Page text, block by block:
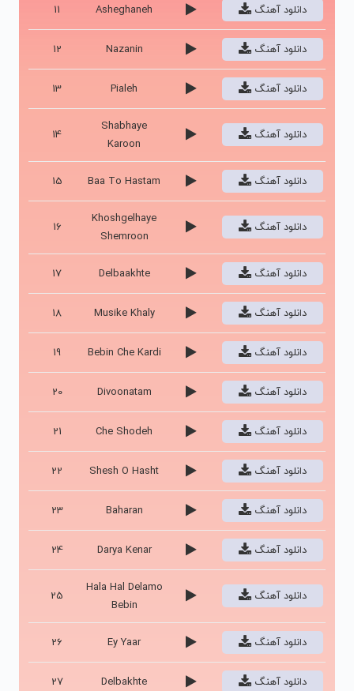
11 Asheghaneh دانلود آهنگ
12 Nazanin دانلود آهنگ
13 Pialeh دانلود آهنگ
14
Shabhaye
Karoon
دانلود آهنگ
15 Baa To Hastam دانلود آهنگ
16
Khoshgelhaye
Shemroon
دانلود آهنگ
17 Delbaakhte دانلود آهنگ
18 Musike Khaly دانلود آهنگ
19 Bebin Che Kardi دانلود آهنگ
20 Divoonatam دانلود آهنگ
21 Che Shodeh دانلود آهنگ
22 Shesh O Hasht دانلود آهنگ
23 Baharan دانلود آهنگ
24 Darya Kenar دانلود آهنگ
25
Hala Hal Delamo
Bebin
دانلود آهنگ
26 Ey Yaar دانلود آهنگ
27 Delbakhte دانلود آهنگ